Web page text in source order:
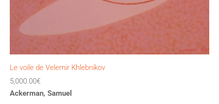
Le voile de Velemir Khlebnikov
5,000.00€
Ackerman, Samuel